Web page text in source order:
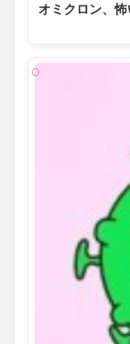
オミクロン、